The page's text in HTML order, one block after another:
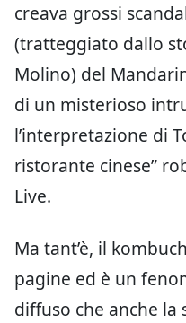
creava grossi
(tratteggiato dallo
Molino) del
di un misterioso
l’interpretazione di
ristorante cinese”
Live.
Ma tant’è, il
pagine ed è un
diffuso che anche la